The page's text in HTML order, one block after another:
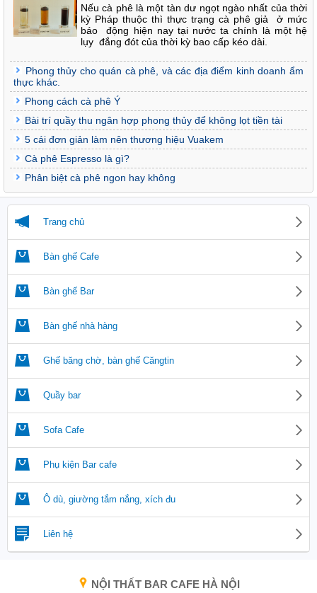
Nếu cà phê là một tàn dư ngọt ngào nhất của thời
kỳ Pháp thuộc thì thực trạng cà phê giả ở mức
báo động hiện nay tại nước ta chính là một hệ
lụy đắng đót của thời kỳ bao cấp kéo dài.
Phong thủy cho quán cà phê, và các địa điểm kinh doanh ẩm
thực khác.
Phong cách cà phê Ý
Bài trí quầy thu ngân hợp phong thủy để không lọt tiền tài
5 cái đơn giản làm nên thương hiệu Vuakem
Cà phê Espresso là gì?
Phân biệt cà phê ngon hay không
Trang chủ
Bàn ghế Cafe
Bàn ghế Bar
Bàn ghế nhà hàng
Ghế băng chờ, bàn ghế Căngtin
Quầy bar
Sofa Cafe
Phụ kiện Bar cafe
Ô dù, giường tắm nắng, xích đu
Liên hệ
NỘI THẤT BAR CAFE HÀ NỘI